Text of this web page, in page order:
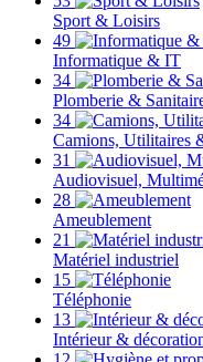
Sport & Loisirs
49
Informatique & IT
34
Plomberie &
34
Camions, Utilitaires
31
Audiovisuel,
28
Ameublement
21
Matériel industriel
15
Téléphonie
13
Intérieur &